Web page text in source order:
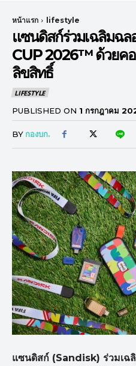
หน้าแรก lifestyle
แซนดิสก์ร่วมเฉลิมฉ
CUP 2026™ ด้วยค
ลิขสิทธิ์
LIFESTYLE
PUBLISHED ON 1 กรกฎาคม
BY กองบก.
แซนดิสก์ (Sandisk) ร่วมเฉ